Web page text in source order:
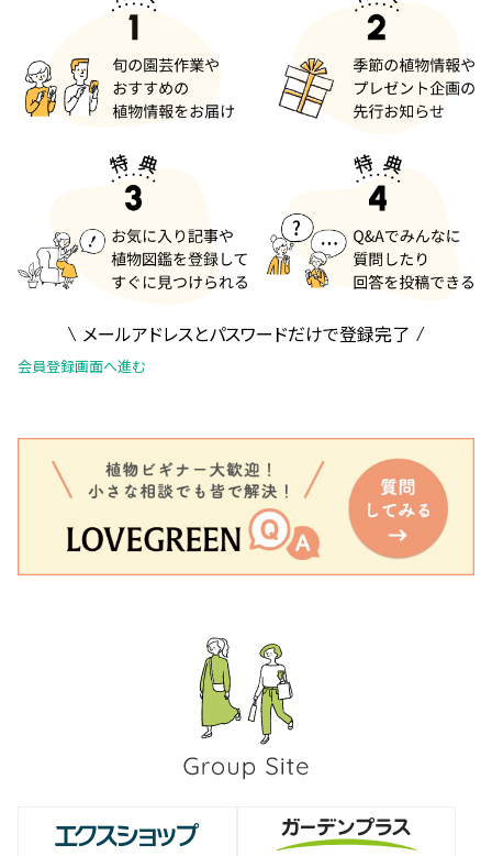
メールアドレスとパスワードだけで登録完了
会員登録画面へ進む